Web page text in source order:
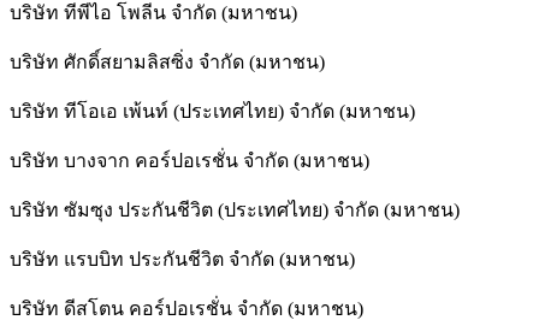
บริษัท ทีพีไอ โพลีน จำกัด (มหาชน)
บริษัท ศักดิ์สยามลิสซิ่ง จำกัด (มหาชน)
บริษัท ทีโอเอ เพ้นท์ (ประเทศไทย) จำกัด (มหาชน)
บริษัท บางจาก คอร์ปอเรชั่น จำกัด (มหาชน)
บริษัท ซัมซุง ประกันชีวิต (ประเทศไทย) จำกัด (มหาชน)
บริษัท แรบบิท ประกันชีวิต จำกัด (มหาชน)
บริษัท ดีสโตน คอร์ปอเรชั่น จำกัด (มหาชน)